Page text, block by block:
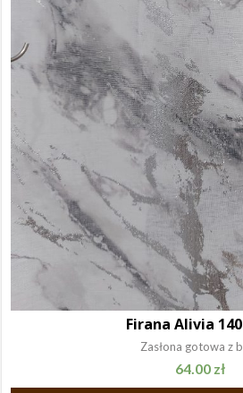
Firana Alivia
Zasłona gotowa z
64.00 zł